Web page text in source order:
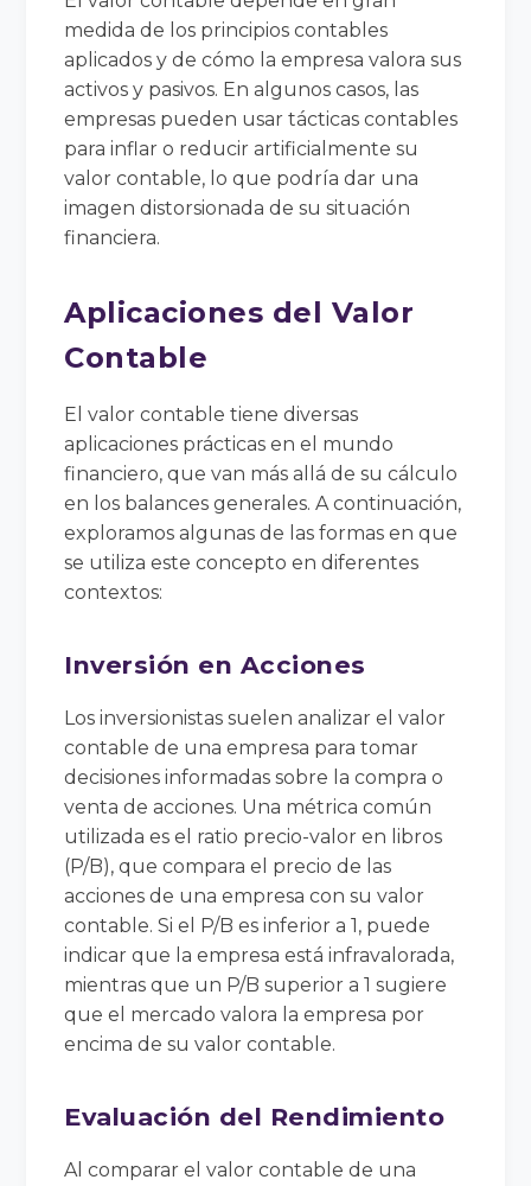
medida de los principios contables
aplicados y de cómo la empresa valora sus
activos y pasivos. En algunos casos, las
empresas pueden usar tácticas contables
para inflar o reducir artificialmente su
valor contable, lo que podría dar una
imagen distorsionada de su situación
financiera.
Aplicaciones del Valor
Contable
El valor contable tiene diversas
aplicaciones prácticas en el mundo
financiero, que van más allá de su cálculo
en los balances generales. A continuación,
exploramos algunas de las formas en que
se utiliza este concepto en diferentes
contextos:
Inversión en Acciones
Los inversionistas suelen analizar el valor
contable de una empresa para tomar
decisiones informadas sobre la compra o
venta de acciones. Una métrica común
utilizada es el ratio precio-valor en libros
(P/B), que compara el precio de las
acciones de una empresa con su valor
contable. Si el P/B es inferior a 1, puede
indicar que la empresa está infravalorada,
mientras que un P/B superior a 1 sugiere
que el mercado valora la empresa por
encima de su valor contable.
Evaluación del Rendimiento
Al comparar el valor contable de una